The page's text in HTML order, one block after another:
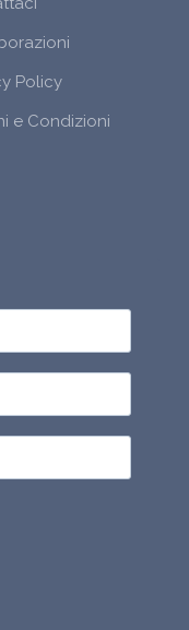
Policy
e Condizioni